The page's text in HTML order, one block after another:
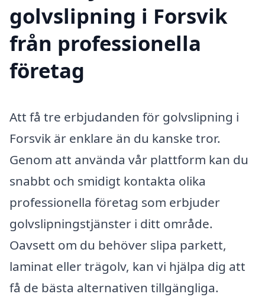
golvslipning i Forsvik
från professionella
företag
Att få tre erbjudanden för golvslipning i
Forsvik är enklare än du kanske tror.
Genom att använda vår plattform kan du
snabbt och smidigt kontakta olika
professionella företag som erbjuder
golvslipningstjänster i ditt område.
Oavsett om du behöver slipa parkett,
laminat eller trägolv, kan vi hjälpa dig att
få de bästa alternativen tillgängliga.